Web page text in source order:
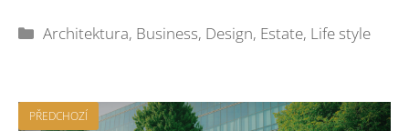
Rubriky
Architektura, Business, Design, Estate, Life style
PŘEDCHOZÍ